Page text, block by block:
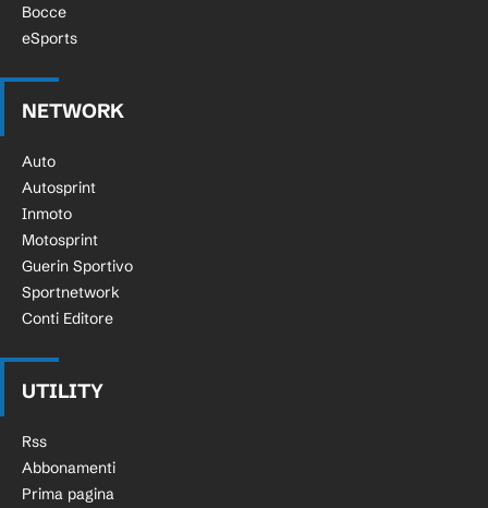
Bocce
eSports
NETWORK
Auto
Autosprint
Inmoto
Motosprint
Guerin Sportivo
Sportnetwork
Conti Editore
UTILITY
Rss
Abbonamenti
Prima pagina